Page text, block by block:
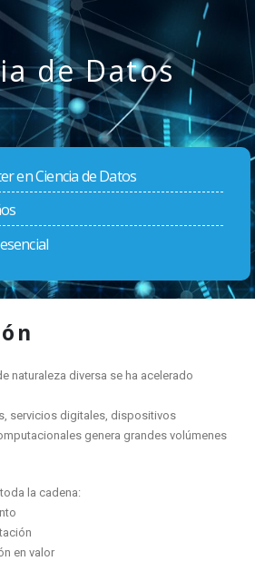
de Datos
en Ciencia de Datos
naturaleza diversa se ha acelerado
servicios digitales, dispositivos
genera grandes volúmenes
la cadena:
en valor